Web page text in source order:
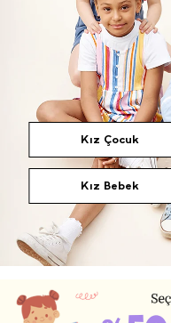
Kız Çocuk
Kız Bebek